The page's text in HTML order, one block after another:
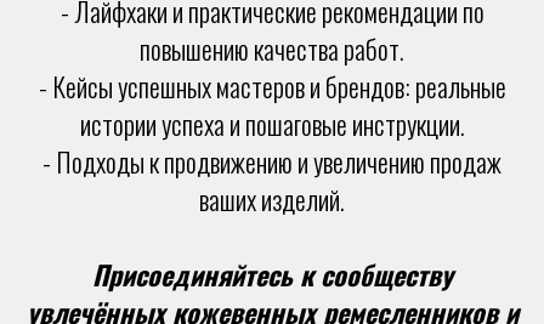
- Лайфхаки и практические рекомендации по
повышению качества работ.
- Кейсы успешных мастеров и брендов: реальные
истории успеха и пошаговые инструкции.
- Подходы к продвижению и увеличению продаж
ваших изделий.
Присоединяйтесь к сообществу
увлечённых кожевенных ремесленников и